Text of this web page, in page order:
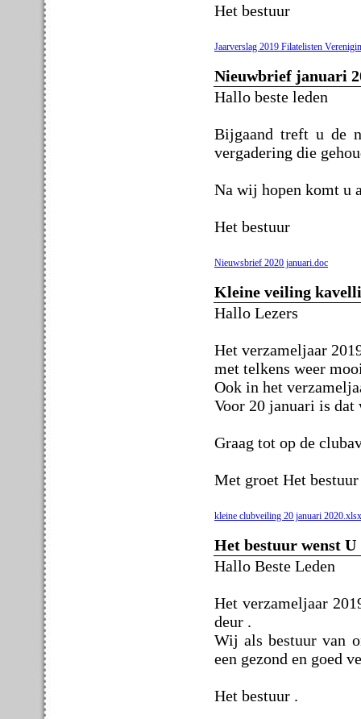
Het bestuur
Jaarverslag 2019 Filatelisten
Nieuwbrief januari
Hallo beste leden
Bijgaand treft u de
vergadering die
Na wij hopen komt u
Het bestuur
Nieuwsbrief 2020 januari.doc
Kleine veiling
Hallo Lezers
Het verzameljaar
met telkens weer
Ook in het
Voor 20 januari is
Graag tot op de
Met groet Het bestuur
kleine clubveiling 20 januari 2020.xlsx
Het bestuur wenst U
Hallo Beste Leden
Het verzameljaar
deur .
Wij als bestuur van
een gezond en goed
Het bestuur .